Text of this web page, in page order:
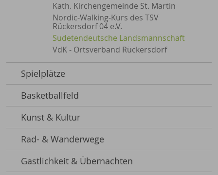
Kath. Kirchengemeinde St. Martin
Nordic-Walking-Kurs des TSV
Rückersdorf 04 e.V.
Sudetendeutsche Landsmannschaft
VdK - Ortsverband Rückersdorf
Spielplätze
Basketballfeld
Kunst & Kultur
Rad- & Wanderwege
Gastlichkeit & Übernachten